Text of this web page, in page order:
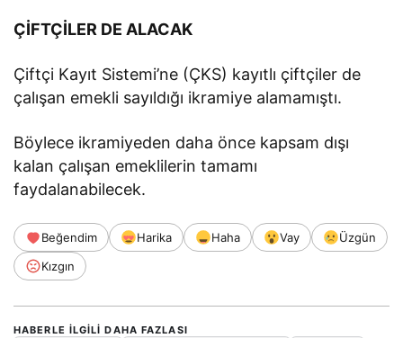
ÇİFTÇİLER DE ALACAK
Çiftçi Kayıt Sistemi’ne (ÇKS) kayıtlı çiftçiler de
çalışan emekli sayıldığı ikramiye alamamıştı.
Böylece ikramiyeden daha önce kapsam dışı
kalan çalışan emeklilerin tamamı
faydalanabilecek.
Beğendim Harika Haha Vay
Üzgün
Kızgın
HABERLE ILGILI DAHA FAZLASI